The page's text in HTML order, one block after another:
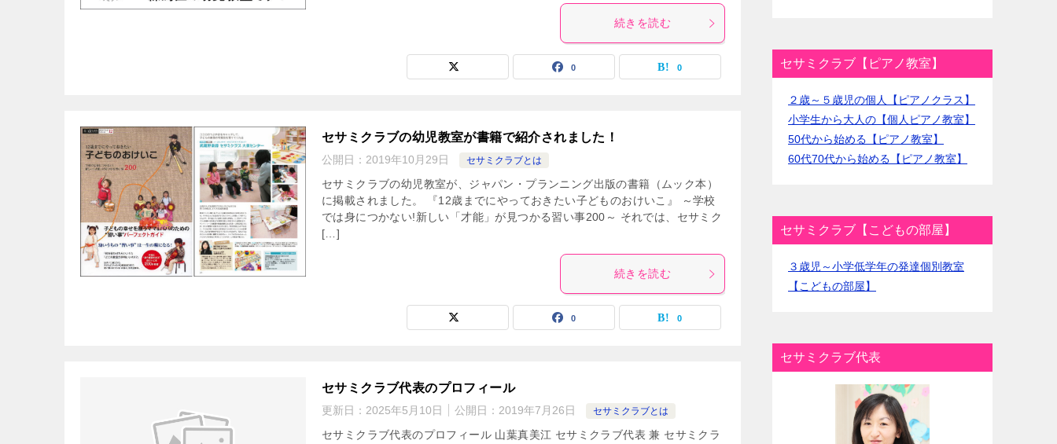
続きを読む
0 0
セサミクラブの幼児教室が書籍で紹介されました！
公開日： 2019年10月29日 セサミクラブとは
セサミクラブの幼児教室が、ジャパン・プランニング出版の書籍（ムック本）
に掲載されました。 『12歳までにやっておきたい子どものおけいこ』 ～学校
では身につかない!新しい「才能」が見つかる習い事200～ それでは、セサミク
[…]
続きを読む
0 0
セサミクラブ代表のプロフィール
更新日： 2025年5月10日 公開日： 2019年7月26日 セサミクラブとは
セサミクラブ代表のプロフィール 山葉真美江 セサミクラブ代表 兼 セサミクラ
セサミクラブ【ピアノ教室】
２歳～５歳児の個人【ピアノクラス】
小学生から大人の【個人ピアノ教室】
50代から始める【ピアノ教室】
60代70代から始める【ピアノ教室】
セサミクラブ【こどもの部屋】
３歳児～小学低学年の発達個別教室
【こどもの部屋】
セサミクラブ代表